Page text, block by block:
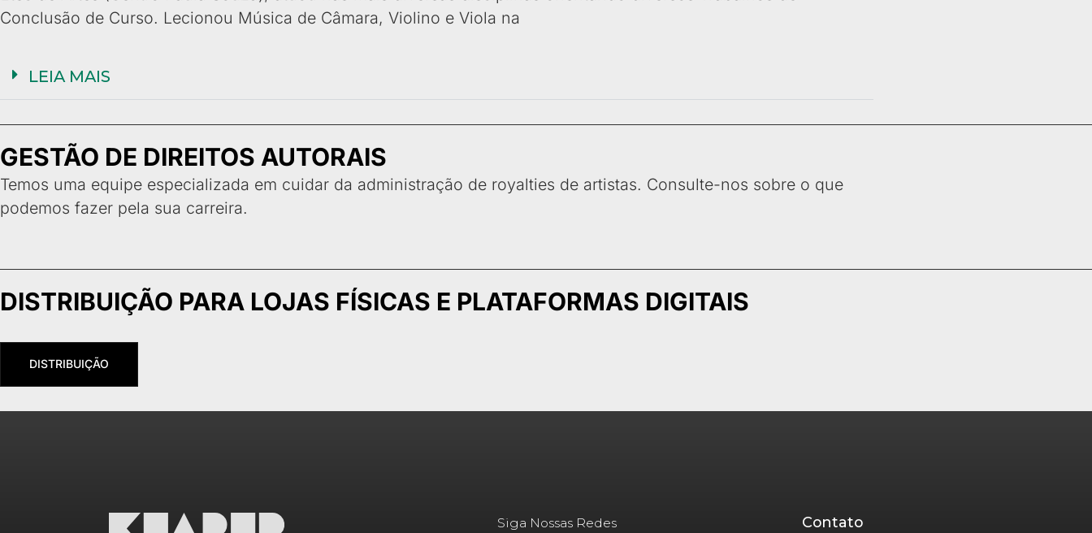
Conclusão de Curso. Lecionou Música de Câmara, Violino e Viola na
LEIA MAIS
GESTÃO DE DIREITOS AUTORAIS
Temos uma equipe especializada em cuidar da administração de royalties de artistas. Consulte-nos sobre o que
podemos fazer pela sua carreira.
DISTRIBUIÇÃO PARA LOJAS FÍSICAS E PLATAFORMAS DIGITAIS
DISTRIBUIÇÃO
Siga Nossas Redes
Contato